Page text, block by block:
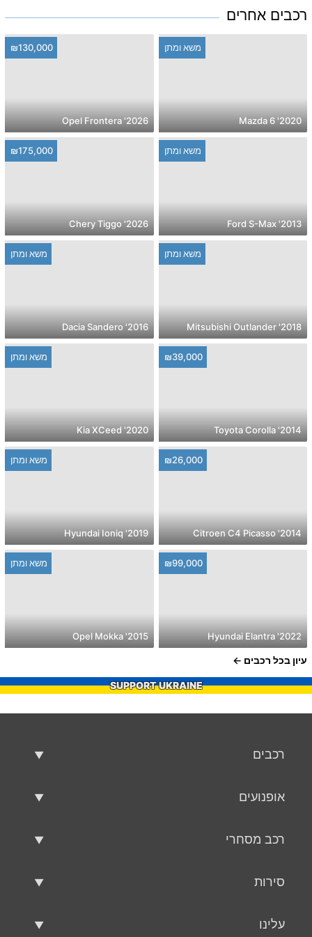
רכבים אחרים
משא ומתן
2020' Mazda 6
₪130,000
2026' Opel Frontera
משא ומתן
2013' Ford S-Max
₪175,000
2026' Chery Tiggo
משא ומתן
2018' Mitsubishi Outlander
משא ומתן
2016' Dacia Sandero
₪39,000
2014' Toyota Corolla
משא ומתן
2020' Kia XCeed
₪26,000
2014' Citroen C4 Picasso
משא ומתן
2019' Hyundai Ioniq
₪99,000
2022' Hyundai Elantra
משא ומתן
2015' Opel Mokka
עיון בכל רכבים
SUPPORT UKRAINE
רכבים
אופנועים
רכב מסחרי
סירות
עלינו